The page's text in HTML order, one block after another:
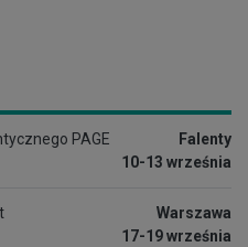
PAGE
Falenty
10-13 września
Warszawa
17-19 września